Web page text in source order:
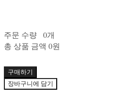
주문 수량
0개
총 상품 금액 0원
구매하기
장바구니에 담기